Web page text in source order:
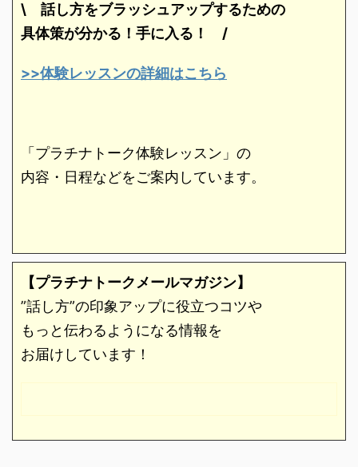
\ 話し方をブラッシュアップするための
具体策が分かる！手に入る！ /
>>体験レッスンの詳細はこちら
「プラチナトーク体験レッスン」の
内容・日程などをご案内しています。
【プラチナトークメールマガジン】
”話し方”の印象アップに役立つコツや
もっと伝わるようになる情報を
お届けしています！